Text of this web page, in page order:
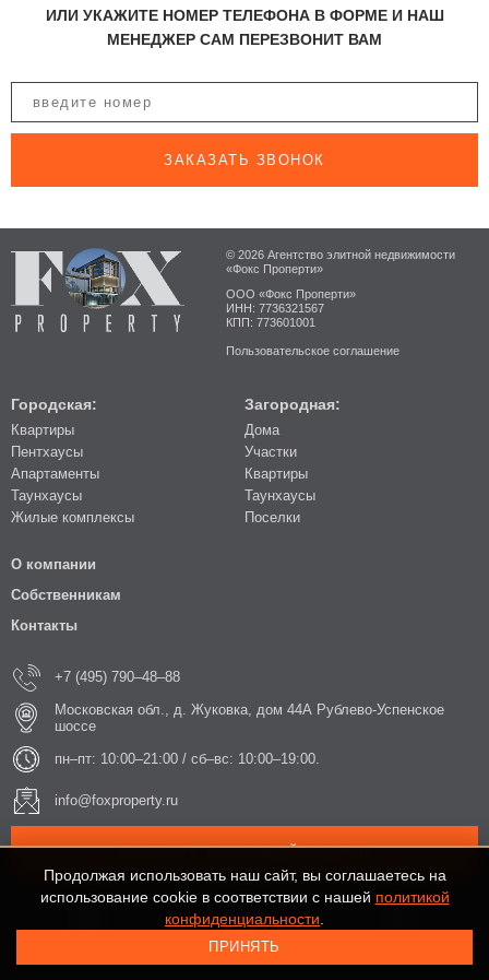
ИЛИ УКАЖИТЕ НОМЕР ТЕЛЕФОНА В ФОРМЕ И НАШ
МЕНЕДЖЕР САМ ПЕРЕЗВОНИТ ВАМ
ЗАКАЗАТЬ ЗВОНОК
© 2026 Агентство элитной недвижимости
«Фокс Проперти»
ООО «Фокс Проперти»
ИНН: 7736321567
КПП: 773601001
Пользовательское соглашение
Городская:
Квартиры
Пентхаусы
Апартаменты
Таунхаусы
Жилые комплексы
Загородная:
Дома
Участки
Квартиры
Таунхаусы
Поселки
О компании
Собственникам
Контакты
+7 (495) 790–48–88
Московская обл., д. Жуковка, дом 44А Рублево-Успенское
шоссе
пн–пт: 10:00–21:00 / сб–вс: 10:00–19:00.
info@foxproperty.ru
ЗАКАЗАТЬ ОБРАТНЫЙ ЗВОНОК
Продолжая использовать наш сайт, вы соглашаетесь на
использование cookie в соответствии с нашей политикой
конфиденциальности
ПРИНЯТЬ